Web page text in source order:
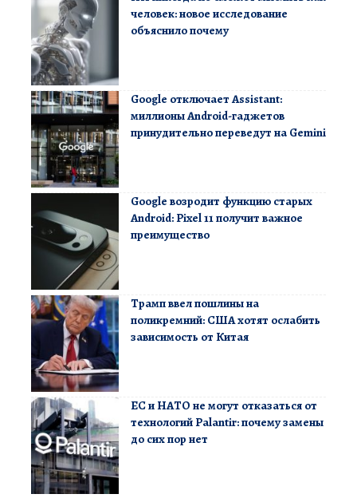
человек: новое исследование
объяснило почему
Google отключает Assistant:
миллионы Android-гаджетов
принудительно переведут на Gemini
Google возродит функцию старых
Android: Pixel 11 получит важное
преимущество
Трамп ввел пошлины на
поликремний: США хотят ослабить
зависимость от Китая
ЕС и НАТО не могут отказаться от
технологий Palantir: почему замены
до сих пор нет